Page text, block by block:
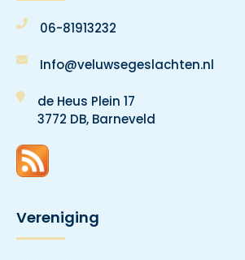
06-81913232
Info@veluwsegeslachten.nl
de Heus Plein 17
3772 DB, Barneveld
Vereniging